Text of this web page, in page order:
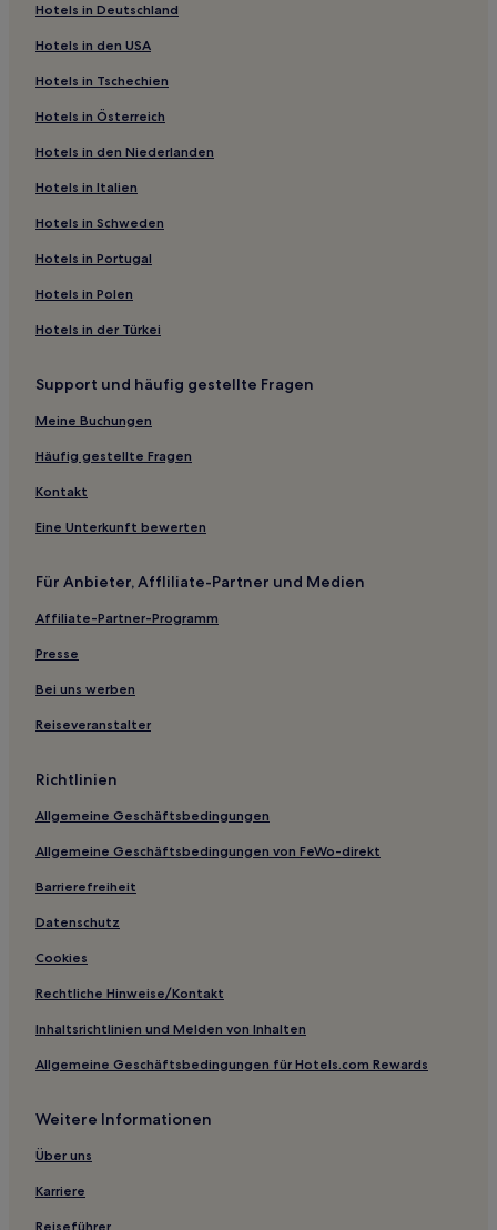
Harajo Onsen Hotels
Hotels nahe Bahnhof Kumamoto
Hotels nahe Tsuetate Onsen
Yunoko Onsen Hotels
Kamimashiki-Gun: Hotels
Tabata Hotels
Gyokuto Hotels
Hotels nahe Sunroad Shinshigai Einkaufsstraße
Tatekado Hotels
Kaneuchi Hotels
Oama Hotels
Präfektur Kumamoto: Hotels
Suizenji: Hotels
Hotels nahe Misumi West Hafen
Aso: Hotels
Hotels nahe Suizenji Gardens
Ota Onsen Hotels
Hikawa Hotels
Ryokans in Yamakawa Onsen
Ryokans in Minamioguni
Günstige in Präfektur Kumamoto
Hotels mit Thermalbad in Kumamoto
Lgbtqia-Freundliche in Kumamoto
Hotels in Deutschland
Hotels in den USA
Hotels in Tschechien
Hotels in Österreich
Hotels in den Niederlanden
Hotels in Italien
Hotels in Schweden
Hotels in Portugal
Hotels in Polen
Hotels in der Türkei
Support und häufig gestellte Fragen
Meine Buchungen
Häufig gestellte Fragen
Kontakt
Eine Unterkunft bewerten
Für Anbieter, Affliliate-Partner und Medien
Affiliate-Partner-Programm
Presse
Bei uns werben
Reiseveranstalter
Richtlinien
Allgemeine Geschäftsbedingungen
Allgemeine Geschäftsbedingungen von FeWo-direkt
Barrierefreiheit
Datenschutz
Cookies
Rechtliche Hinweise/Kontakt
Inhaltsrichtlinien und Melden von Inhalten
Allgemeine Geschäftsbedingungen für Hotels.com Rewards
Weitere Informationen
Über uns
Karriere
Reiseführer